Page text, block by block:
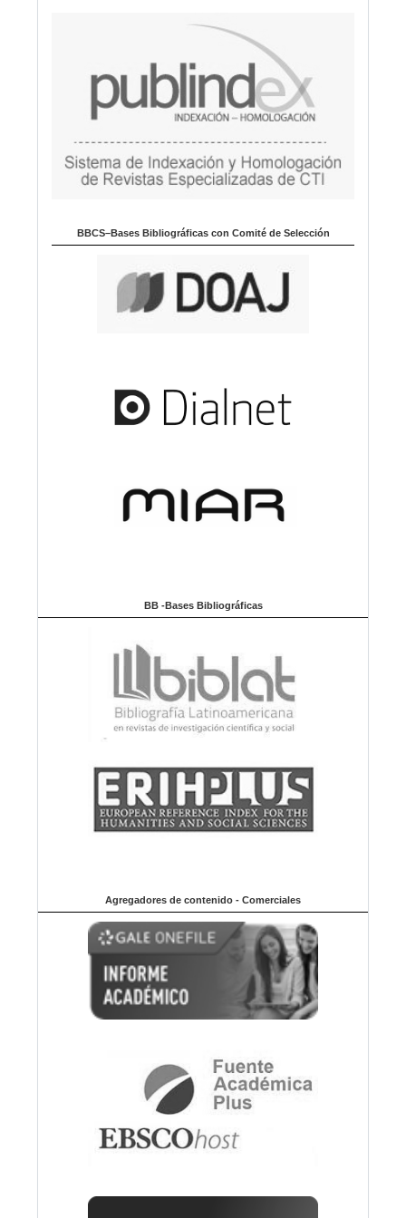
BBCS–Bases Bibliográficas con Comité de Selección
BB -Bases Bibliográficas
Agregadores de contenido - Comerciales